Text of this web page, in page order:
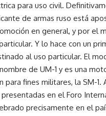
para uso civil.
de armas ruso está
en general, y por el
Y lo hace con un
al uso particular. El
de UM-1 y es una
para fines militares, la SM-1.
en el Foro
precisamente en el